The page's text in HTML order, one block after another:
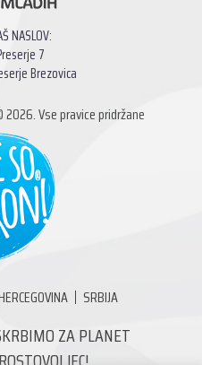
NASLOV:
7
Brezovica
Vse pravice pridržane
SRBIJA
ZA PLANET